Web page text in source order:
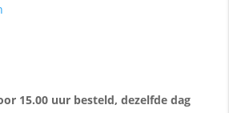
15.00 uur besteld, dezelfde dag